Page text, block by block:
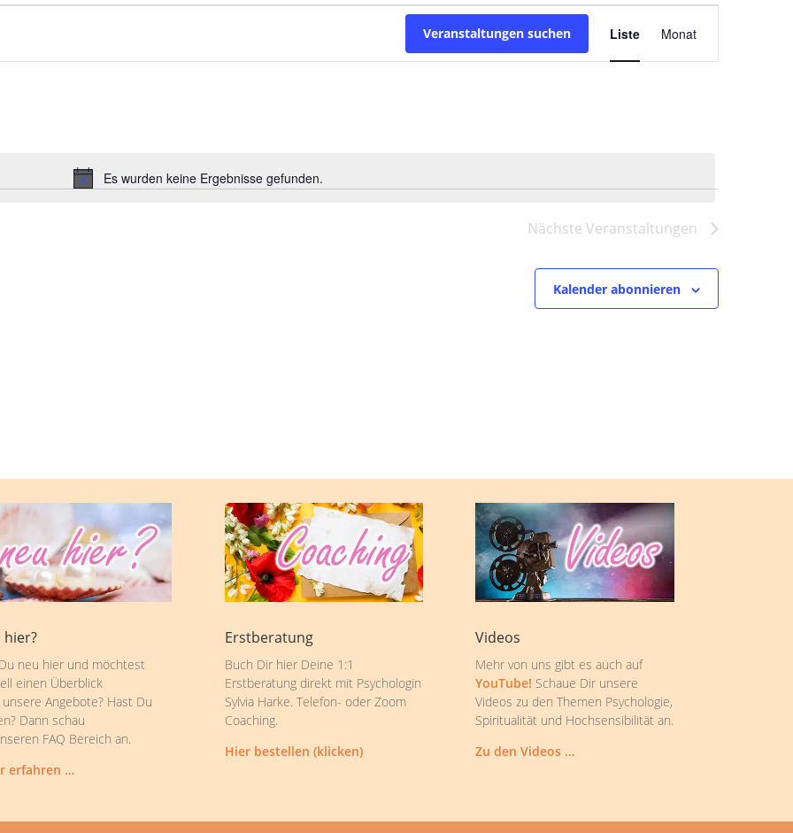
Hinweis
Es wurden keine Ergebnisse gefunden.
Veranstaltungen suchen Ansichten-
Navigation
Liste Monat
Nächste Veranstaltungen
Kalender abonnieren
hier?
neu hier und möchtest
einen Überblick
Angebote? Hast Du
Dann schau
FAQ Bereich an.
erfahren …
Erstberatung
Buch Dir hier Deine 1:1
Erstberatung direkt mit Psychologin
Sylvia Harke. Telefon- oder Zoom
Coaching.
Hier bestellen (klicken)
Videos
Mehr von uns gibt es auch auf
YouTube! Schaue Dir unsere
Videos zu den Themen Psychologie,
Spiritualität und Hochsensibilität an.
Zu den Videos …